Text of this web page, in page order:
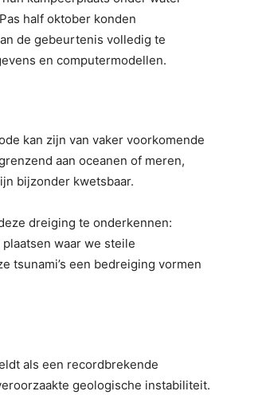
half oktober konden
de gebeurtenis volledig te
en computermodellen.
kan zijn van vaker voorkomende
aan oceanen of meren,
bijzonder kwetsbaar.
dreiging te onderkennen:
waar we steile
tsunami’s een bedreiging vormen
als een recordbrekende
geologische instabiliteit.